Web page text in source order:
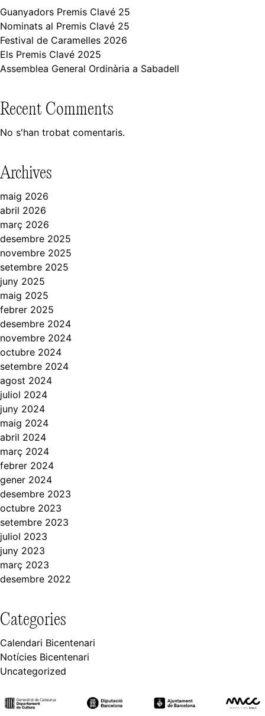
Guanyadors Premis Clavé 25
Nominats al Premis Clavé 25
Festival de Caramelles 2026
Els Premis Clavé 2025
Assemblea General Ordinària a Sabadell
Recent Comments
No s'han trobat comentaris.
Archives
maig 2026
abril 2026
març 2026
desembre 2025
novembre 2025
setembre 2025
juny 2025
maig 2025
febrer 2025
desembre 2024
novembre 2024
octubre 2024
setembre 2024
agost 2024
juliol 2024
juny 2024
maig 2024
abril 2024
març 2024
febrer 2024
gener 2024
desembre 2023
octubre 2023
setembre 2023
juliol 2023
juny 2023
març 2023
desembre 2022
Categories
Calendari Bicentenari
Notícies Bicentenari
Uncategorized